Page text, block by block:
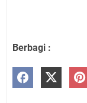
Berbagi :